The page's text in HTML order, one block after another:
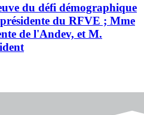
du défi démographique
du RFVE ; Mme
de l'Andev, et M.